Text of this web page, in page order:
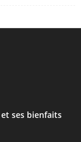
ses bienfaits